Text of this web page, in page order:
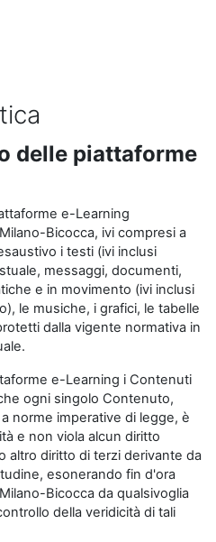
delle piattaforme
e-Learning
Bicocca, ivi compresi a
i testi (ivi inclusi
messaggi, documenti,
e in movimento (ivi inclusi
le musiche, i grafici, le tabelle
dalla vigente normativa in
e-Learning i Contenuti
ogni singolo Contenuto,
norme imperative di legge, è
e non viola alcun diritto
altro diritto di terzi derivante da
esonerando fin d'ora
Bicocca da qualsivoglia
della veridicità di tali